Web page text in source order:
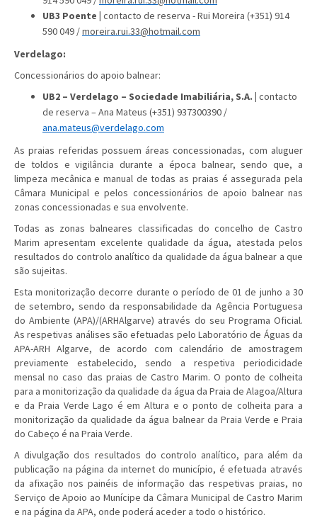
UB3 Poente | contacto de reserva -Rui Moreira (+351) 914
590 049 /moreira.rui.33@hotmail.com
Verdelago:
Concessionários do apoio balnear:
UB2 – Verdelago – Sociedade Imabiliária, S.A. | contacto
de reserva – Ana Mateus (+351) 937300390 /
ana.mateus@verdelago.com
As praias referidas possuem áreas concessionadas, com aluguer
de toldos e vigilância durante a época balnear, sendo que, a
limpeza mecânica e manual de todas as praias é assegurada pela
Câmara Municipal e pelos concessionários de apoio balnear nas
zonas concessionadas e sua envolvente.
Todas as zonas balneares classificadas do concelho de Castro
Marim apresentam excelente qualidade da água, atestada pelos
resultados do controlo analítico da qualidade da água balnear a que
são sujeitas.
Esta monitorização decorre durante o período de 01 de junho a 30
de setembro, sendo da responsabilidade da Agência Portuguesa
do Ambiente (APA)/(ARHAlgarve) através do seu Programa Oficial.
As respetivas análises são efetuadas pelo Laboratório de Águas da
APA-ARH Algarve, de acordo com calendário de amostragem
previamente estabelecido, sendo a respetiva periodicidade
mensal no caso das praias de Castro Marim. O ponto de colheita
para a monitorização da qualidade da água da Praia de Alagoa/Altura
e da Praia Verde Lago é em Altura e o ponto de colheita para a
monitorização da qualidade da água balnear da Praia Verde e Praia
do Cabeço é na Praia Verde.
A divulgação dos resultados do controlo analítico, para além da
publicação na página da internet do município, é efetuada através
da afixação nos painéis de informação das respetivas praias, no
Serviço de Apoio ao Munícipe da Câmara Municipal de Castro Marim
e na página da APA, onde poderá aceder a todo o histórico.